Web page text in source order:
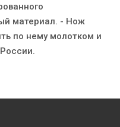
материал. - Нож
по нему молотком и